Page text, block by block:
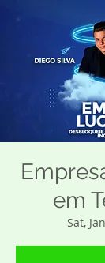
em
Sat,